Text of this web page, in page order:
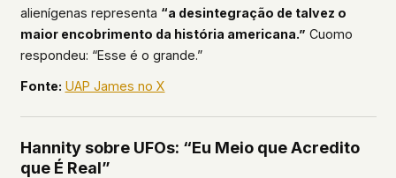
alienígenas representa “a desintegração de talvez o
maior encobrimento da história americana.” Cuomo
respondeu: “Esse é o grande.”
Fonte: UAP James no X
Hannity sobre UFOs: “Eu Meio que Acredito
que É Real”